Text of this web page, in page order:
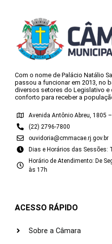
Com o nome de Palácio Natálio
passou a funcionar em 2013, no
diversos setores do Legislativo
conforto para receber a
Avenida Antônio Abreu, 1805
(22) 2796-7800
ouvidoria@cmmacae.rj.gov.br
Dias e Horários das Sessões:
Horário de Atendimento: De
às 17h
ACESSO RÁPIDO
Sobre a Câmara